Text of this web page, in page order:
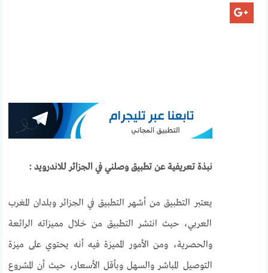
نبذة تعريفية عن تطبيق وصلني في الجزائر للاندرويد :
يعتبر التطبيق من أشهر التطبيق في الجزائر وبلدان المغرب
العربي، حيث انتشر التطبيق من خلال مميزاته الرائعة
والحصرية، ومن الأمور المميزة فيه أنه يحتوي على ميزة
التوصيل المباشر والسهل وبأقل الأسعار، حيث أن المشروع